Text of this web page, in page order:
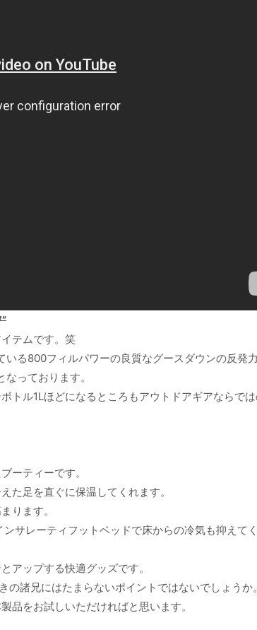
テムです。笑
る800フィルパワーの良質なグースダウンの反発
っております。
トル1Lほどになるところもアウトドアギアならで
ーティーです。
た足を直ぐに保温してくれます。
ります。
サレーティフットベッドで床からの冷気も抑えて
アップする快適グッズです。
諸兄にはたまらないポイントではないでしょうか。
品をお試しいただければと思います。